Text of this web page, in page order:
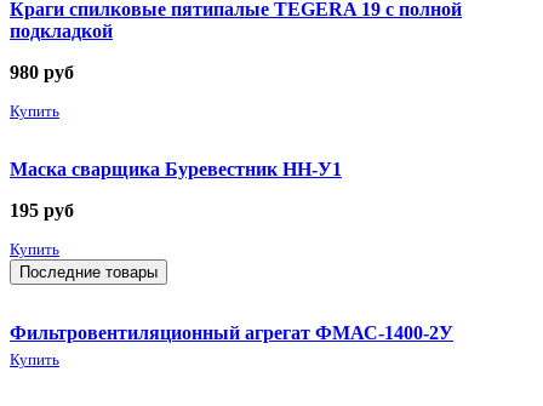
Краги спилковые пятипалые TEGERA 19 с полной
подкладкой
980 руб
Купить
Маска сварщика Буревестник НН-У1
195 руб
Купить
Последние товары
Фильтровентиляционный агрегат ФМАС-1400-2У
Купить